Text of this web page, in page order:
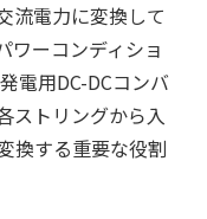
流電力に変換して
ワーコンディショ
電用DC-DCコンバ
ストリングから入
換する重要な役割